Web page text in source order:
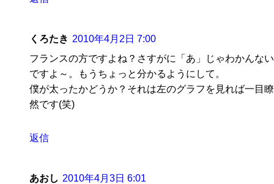
くろたき 2010年4月2日 7:00
フランスの方ですよね？さすがに「あ」じゃわかんない
ですよ～。もうちょっと分かるようにして。
僕が太ったかどうか？それは左のグラフを見れば一目瞭
然です(笑)
返信
あおし 2010年4月3日 6:01